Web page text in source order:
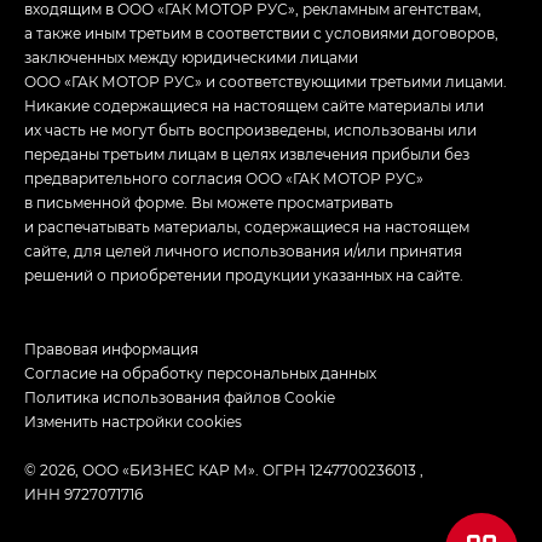
входящим в ООО «ГАК МОТОР РУС», рекламным агентствам,
а также иным третьим в соответствии с условиями договоров,
заключенных между юридическими лицами
ООО «ГАК МОТОР РУС» и соответствующими третьими лицами.
Никакие содержащиеся на настоящем сайте материалы или
их часть не могут быть воспроизведены, использованы или
переданы третьим лицам в целях извлечения прибыли без
предварительного согласия ООО «ГАК МОТОР РУС»
в письменной форме. Вы можете просматривать
и распечатывать материалы, содержащиеся на настоящем
сайте, для целей личного использования и/или принятия
решений о приобретении продукции указанных на сайте.
© 2026, ООО «БИЗНЕС КАР М». ОГРН 1247700236013 ,
ИНН 9727071716
Правовая информация
Согласие на обработку персональных данных
Политика использования файлов Cookie
Изменить настройки cookies